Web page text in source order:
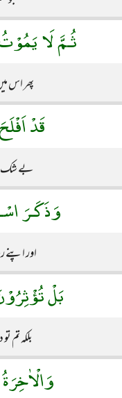
ثُـمَّ لَا
پھر اس
قَدْ
بے شک
وَذَكَـرَ
اور اپنے
بَلْ
بلکہ تم